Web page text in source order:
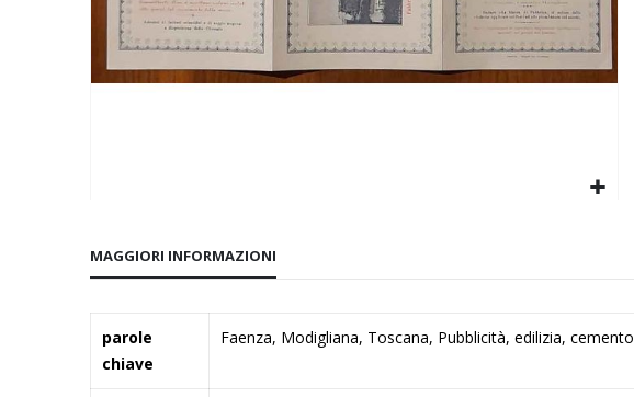
della
di
immagini
MAGGIORI INFORMAZIONI
Informazioni
parole
chiave
Faenza, Modigliana, Toscana, Pubblicità, edilizia, cemento